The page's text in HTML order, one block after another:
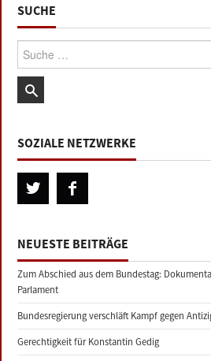
SUCHE
Suche:
SOZIALE NETZWERKE
NEUESTE BEITRÄGE
Zum Abschied aus dem Bundestag:
Parlament
Bundesregierung verschläft Kampf gegen
Gerechtigkeit für Konstantin Gedig